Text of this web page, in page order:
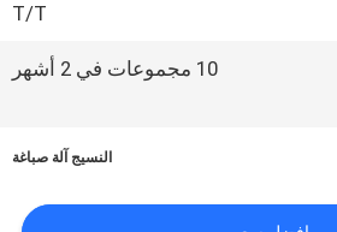
T/T
10 مجموعات في 2 أشهر
النسيج آلة صباغة